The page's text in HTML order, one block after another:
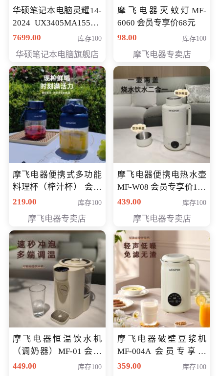
华硕笔记本电脑灵耀14-
2024 UX3405MA155夜
空蓝 oled 智慧轻薄本 会
7699.00 库存100
华硕笔记本电脑旗舰店
摩飞电器灭蚊灯MF-
6060 会员专享价68元
98.00
库存100
摩飞电器专卖店
摩飞电器便携式多功能
料理杯（榨汁杯） 会员
专享价118元
219.00 库存100
摩飞电器专卖店
摩飞电器便携电热水壶
MF-W08 会员专享价198
元
439.00 库存100
摩飞电器专卖店
摩飞电器恒温饮水机
（调奶器）MF-01 会员
专享价366元
449.00 库存100
摩飞电器破壁豆浆机
MF-004A 会员专享价
168元
359.00 库存100